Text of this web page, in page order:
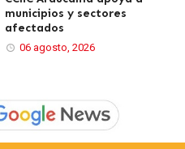
municipios y sectores
afectados
06 agosto, 2026